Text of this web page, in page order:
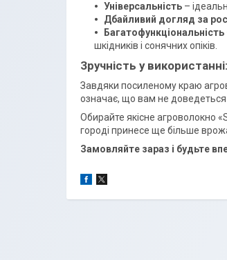
Універсальність –
Дбайливий догляд за
Багатофункціональність
шкідників і сонячних опіків.
Зручність у використанні:
Завдяки посиленому краю
означає, що вам не
Обирайте якісне агроволокно
городі принесе ще більше
Замовляйте зараз і будьте